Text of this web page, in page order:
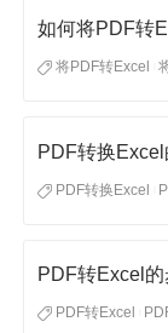
如何将PDF转
将PDF转Excel
PDF转换
PDF转换Excel
PDF转Excel
PDF转Excel